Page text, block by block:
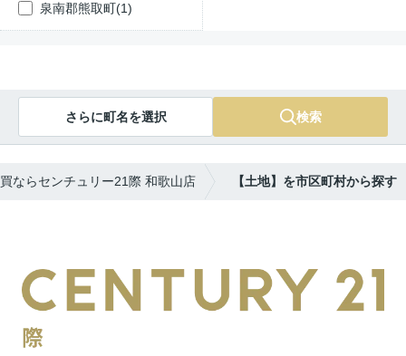
泉南郡熊取町(1)
さらに町名を選択 検索
ならセンチュリー21際 和歌山店 【土地】を市区町村から探す